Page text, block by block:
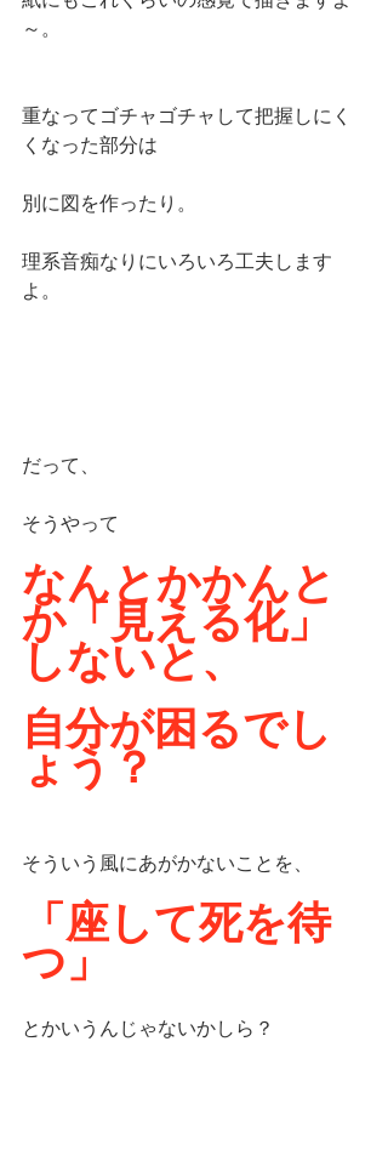
～。
重なってゴチャゴチャして把握しにく
くなった部分は
別に図を作ったり。
理系音痴なりにいろいろ工夫します
よ。
だって、
そうやって
なんとかかんと
か「見える化」
しないと、
自分が困るでし
ょう？
そういう風にあがかないことを、
「座して死を待
つ」
とかいうんじゃないかしら？